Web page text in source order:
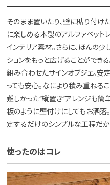
そのまま置いたり、壁に貼り付け
に楽しめる木製のアルファベット
インテリア素材。さらに、ほんの
ションをもっと広げることができ
組み合わせたサインオブジェ。安
っても安心。なにより積み重ねる
難しかった“縦置き”アレンジも簡
板のように壁付けにしてもお洒
定するだけのシンプルな工程だか
使ったのはコレ